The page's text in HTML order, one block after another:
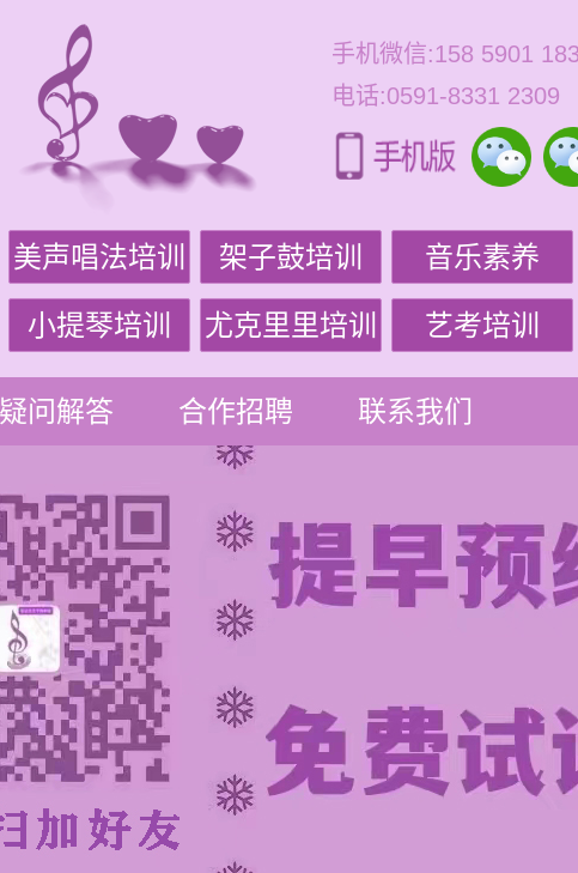
手机微信:158 5901
电话:0591-8331 2309
美声唱法培训 架子鼓培训 音乐素养
小提琴培训 尤克里里培训 艺考培训
疑问解答 合作招聘 联系我们